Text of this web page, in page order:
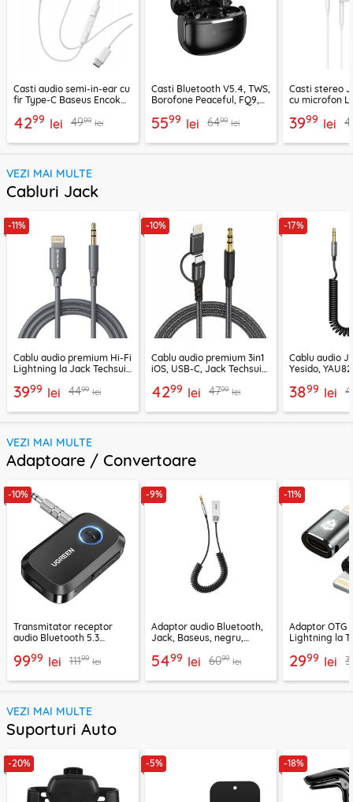
Casti audio semi-in-ear cu
fir Type-C Baseus Encok
4299 lei 4999 lei
Casti Bluetooth V5.4, TWS,
Borofone Peaceful, FQ9,
5599 lei 6499 lei
Casti stereo
cu microfon
3999 lei
VEZI MAI MULTE
Cabluri Jack
-11%
Cablu audio premium Hi-Fi
Lightning la Jack Techsuit
3999 lei 4499 lei
-10%
Cablu audio premium 3in1
iOS, USB-C, Jack Techsuit
4299 lei 4799 lei
-17%
Cablu audio
Yesido,
3899 lei
VEZI MAI MULTE
Adaptoare / Convertoare
-10%
Transmitator receptor
audio Bluetooth 5.3
9999 lei 11199 lei
-9%
Adaptor audio Bluetooth,
Jack, Baseus, negru,
5499 lei 6099 lei
-11%
Adaptor OTG
Lightning la
2999 lei
VEZI MAI MULTE
Suporturi Auto
-20% -5% -18%